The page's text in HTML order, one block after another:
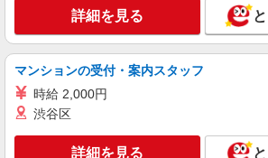
エイジフリーハウス千葉稲毛町
介護職／サービス付き高
月給26万3510円〜26
資格等による 介護福祉士
祉士 月給 26万9670円 ※
エイジフリーハウス千
詳細を見る
マンションの受付・案内スタッフ
時給 2,000円
渋谷区
詳細を見る